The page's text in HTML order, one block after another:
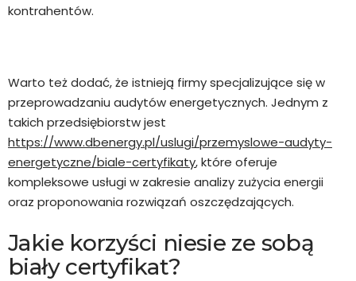
kontrahentów.
Warto też dodać, że istnieją firmy specjalizujące się w
przeprowadzaniu audytów energetycznych. Jednym z
takich przedsiębiorstw jest
https://www.dbenergy.pl/uslugi/przemyslowe-audyty-
energetyczne/biale-certyfikaty, które oferuje
kompleksowe usługi w zakresie analizy zużycia energii
oraz proponowania rozwiązań oszczędzających.
Jakie korzyści niesie ze sobą
biały certyfikat?